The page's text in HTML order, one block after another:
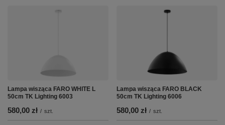
Lampa wisząca FARO WHITE L
50cm TK Lighting 6003
580,00 zł / szt.
Lampa wisząca FARO BLACK
50cm TK Lighting 6006
580,00 zł / szt.